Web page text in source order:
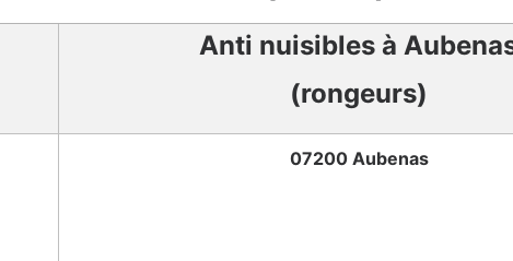
Anti nuisibles à
(rongeurs)
07200 Aubenas